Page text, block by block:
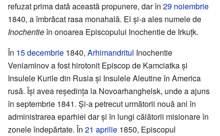
refuzat prima dată această propunere, dar în 29 noiembrie
1840, a îmbrăcat rasa monahală. El și-a ales numele de
Inochentieîn onoarea Episcopului Inochentie de Irkuțk.
În 15 decembrie 1840, Arhimandritul Inochentie
Veniaminov a fost hirotonit Episcop de Kamciatka și
Insulele Kurile din Rusia și Insulele Aleutine în America
rusă. Își avea reședința la Novoarhanghelsk, unde a ajuns
în septembrie 1841. Şi-a petrecut următorii nouă ani în
administrarea eparhiei dar și în lungi călătorii misionare în
zonele îndepărtate. În 21 aprilie 1850, Episcopul